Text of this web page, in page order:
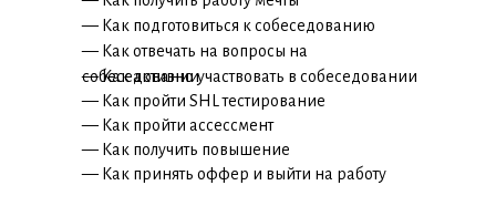
— Как подготовиться к собеседованию
— Как отвечать на вопросы на
собеседовании
— Как активно участвовать в собеседовании
— Как пройти SHL тестирование
— Как пройти ассессмент
— Как получить повышение
— Как принять оффер и выйти на работу